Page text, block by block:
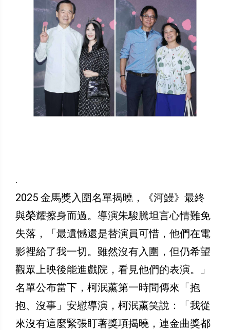
.
2025 金馬獎入圍名單揭曉，《河鰻》最終
與榮耀擦身而過。導演朱駿騰坦言心情難免
失落，「最遺憾還是替演員可惜，他們在電
影裡給了我一切。雖然沒有入圍，但仍希望
觀眾上映後能進戲院，看見他們的表演。」
名單公布當下，柯泯薰第一時間傳來「抱
抱、沒事」安慰導演，柯泯薰笑說：「我從
來沒有這麼緊張盯著獎項揭曉，連金曲獎都